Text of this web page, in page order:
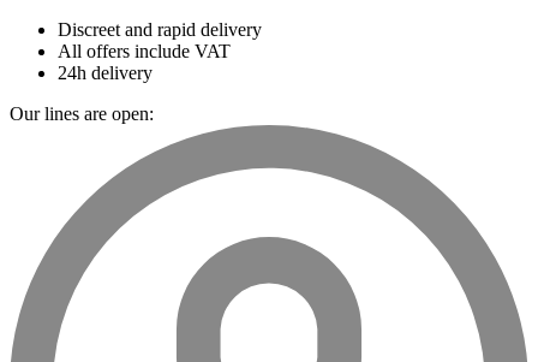
Discreet and rapid delivery
All offers include VAT
24h delivery
Our lines are open: